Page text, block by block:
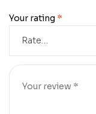
Your rating *